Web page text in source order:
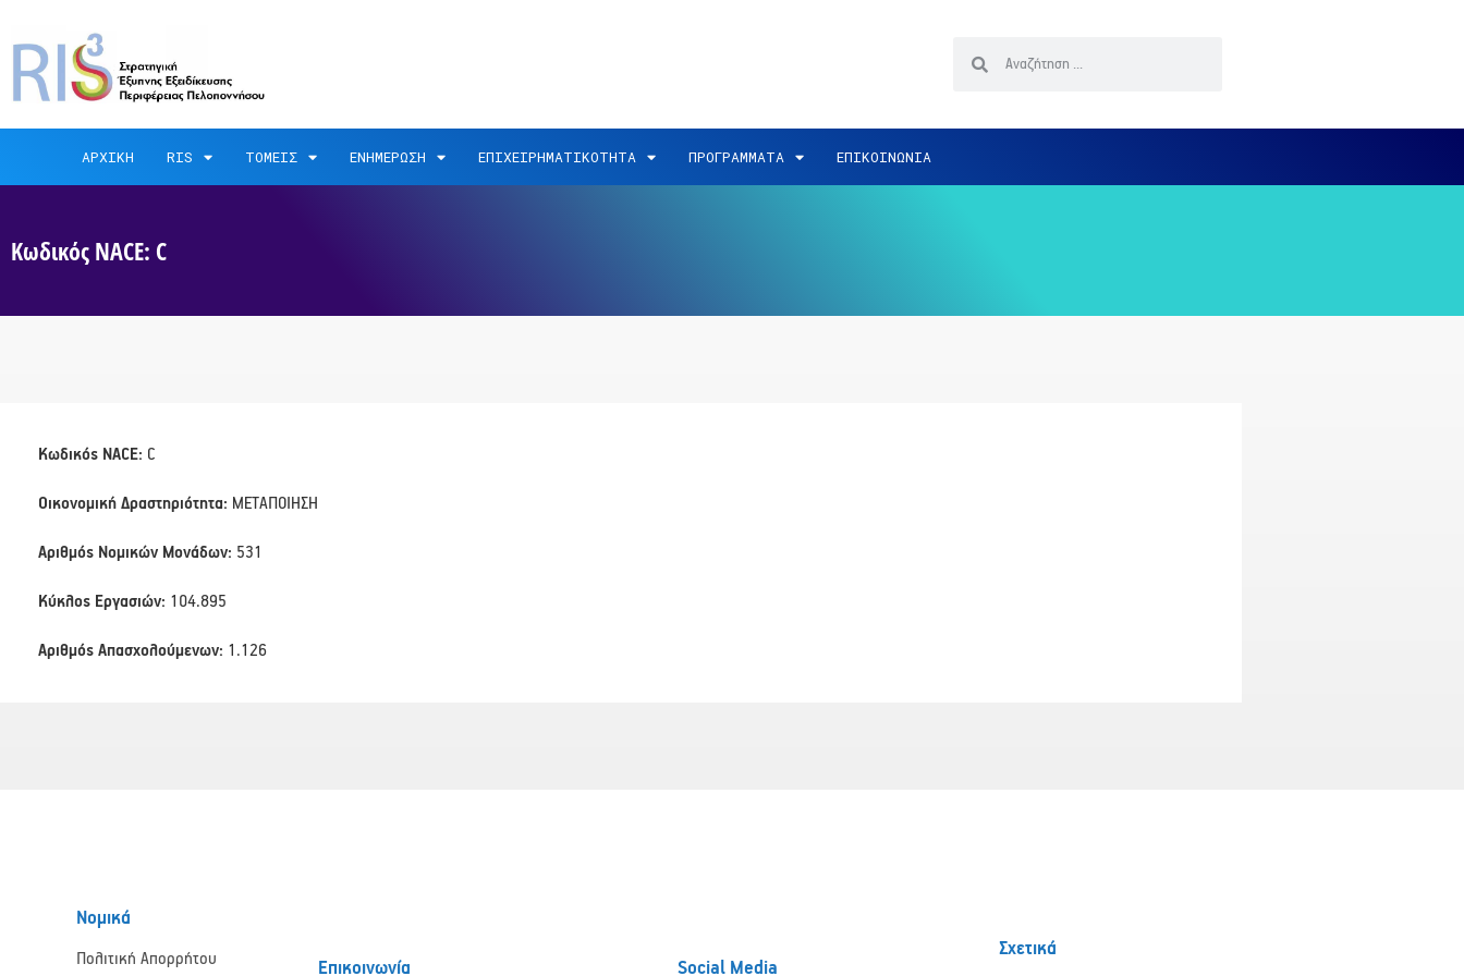
ΑΡΧΙΚΗ RIS ΤΟΜΕΙΣ ΕΝΗΜΕΡΩΣΗ ΕΠΙΧΕΙΡΗΜΑΤΙΚΟΤΗΤΑ ΠΡΟΓΡΑΜΜΑΤΑ ΕΠΙΚΟΙΝΩΝΙΑ
Κωδικός NACE: C
Κωδικός NACE: C
Οικονομική Δραστηριότητα: ΜΕΤΑΠΟΙΗΣΗ
Αριθμός Νομικών Μονάδων: 531
Κύκλος Εργασιών: 104.895
Αριθμός Απασχολούμενων: 1.126
Νομικά
Πολιτική Απορρήτου Επικοινωνία Social Media
Σχετικά